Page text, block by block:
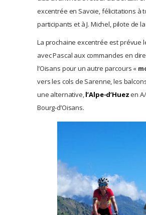
excentrée en Savoie, félicitations à
participants et à J. Michel, pilote de
La prochaine excentrée est prévue
avec Pascal aux commandes en
l’Oisans pour un autre parcours «
vers les cols de Sarenne, les
une alternative,l’Alpe-d’Huezen
Bourg-d’Oisans.